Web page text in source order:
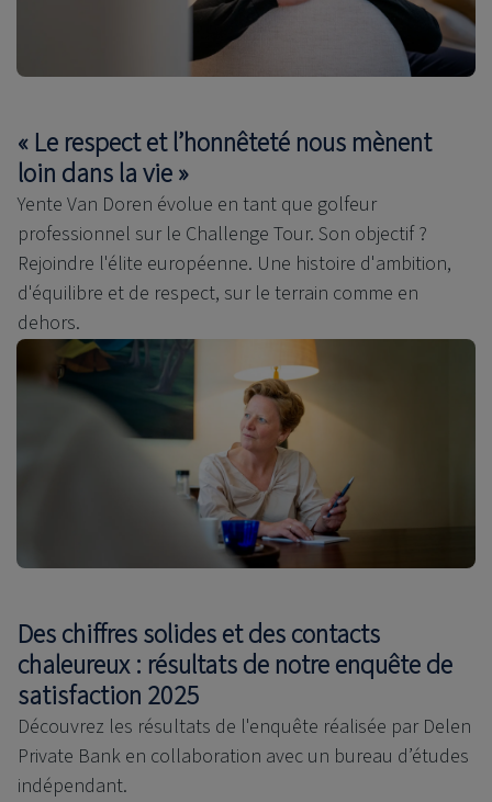
« Le respect et l’honnêteté nous mènent
loin dans la vie »
Yente Van Doren évolue en tant que golfeur
professionnel sur le Challenge Tour. Son objectif ?
Rejoindre l'élite européenne. Une histoire d'ambition,
d'équilibre et de respect, sur le terrain comme en
dehors.
Des chiffres solides et des contacts
chaleureux : résultats de notre enquête de
satisfaction 2025
Découvrez les résultats de l'enquête réalisée par Delen
Private Bank en collaboration avec un bureau d’études
indépendant.